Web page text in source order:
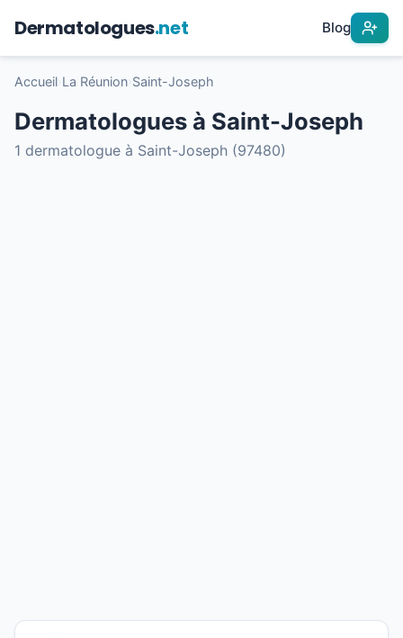
Dermatologues.net Blog
Accueil La Réunion Saint-Joseph
Dermatologues à Saint-Joseph
1 dermatologue à Saint-Joseph (97480)